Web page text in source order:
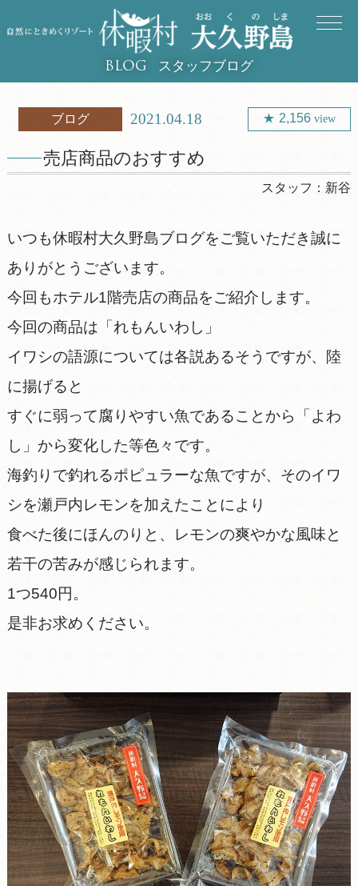
BLOG スタッフブログ
ブログ 2021.04.18 2,156view
売店商品のおすすめ
スタッフ： 新谷
いつも休暇村大久野島ブログをご覧いただき誠に
ありがとうございます。
今回もホテル1階売店の商品をご紹介します。
今回の商品は「れもんいわし」
イワシの語源については各説あるそうですが、陸
に揚げると
すぐに弱って腐りやすい魚であることから「よわ
し」から変化した等色々です。
海釣りで釣れるポピュラーな魚ですが、そのイワ
シを瀬戸内レモンを加えたことにより
食べた後にほんのりと、レモンの爽やかな風味と
若干の苦みが感じられます。
1つ540円。
是非お求めください。